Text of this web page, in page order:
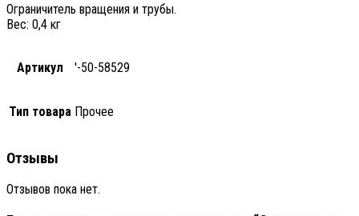
Ограничитель вращения и трубы.
Вес: 0,4 кг
Артикул '-50-58529
Тип товара Прочее
Отзывы
Отзывов пока нет.